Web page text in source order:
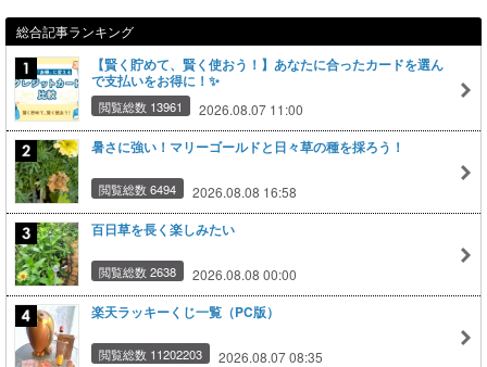
総合記事ランキング
【賢く貯めて、賢く使おう！】あなたに合ったカードを選ん
で支払いをお得に！✨
閲覧総数 13961 2026.08.07 11:00
暑さに強い！マリーゴールドと日々草の種を採ろう！
閲覧総数 6494 2026.08.08 16:58
百日草を長く楽しみたい
閲覧総数 2638 2026.08.08 00:00
楽天ラッキーくじ一覧（PC版）
閲覧総数 11202203 2026.08.07 08:35